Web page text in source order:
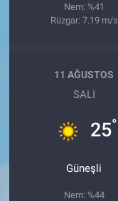
Nem: %41
Rüzgar: 7.19 m/s
11 AĞUSTOS
SALI
25°
Güneşli
Nem: %44